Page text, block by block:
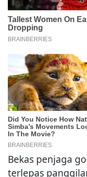
Bekas penjaga
terlepas